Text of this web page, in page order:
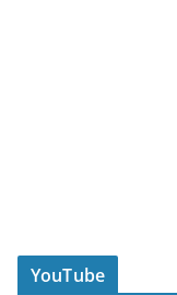
YouTube